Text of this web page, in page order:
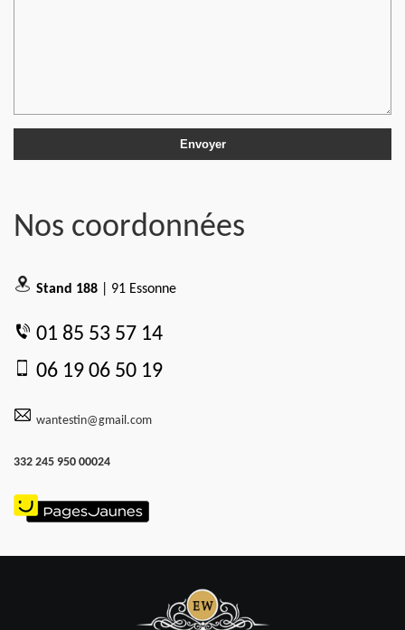
Nos coordonnées
Stand 188 | 91 Essonne
01 85 53 57 14
06 19 06 50 19
wantestin@gmail.com
332 245 950 00024